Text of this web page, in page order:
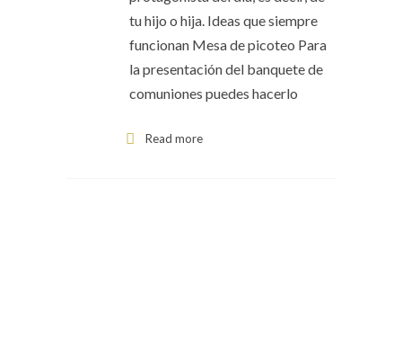
tu hijo o hija. Ideas que siempre
funcionan Mesa de picoteo Para
la presentación del banquete de
comuniones puedes hacerlo
Read more